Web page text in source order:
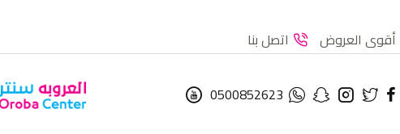
أقوى العروض اتصل بنا
0500852623